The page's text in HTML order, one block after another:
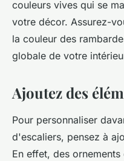
couleurs vives qui se
votre décor. Assurez-
la couleur des
globale de votre
Ajoutez des
Pour personnaliser
d'escaliers, pensez à
En effet, des